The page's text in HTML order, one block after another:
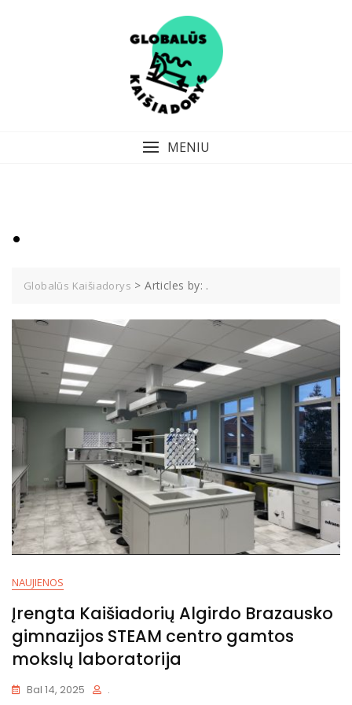
MENIU
.
Globalūs Kaišiadorys >Articles by: .
NAUJIENOS
Įrengta Kaišiadorių Algirdo Brazausko
gimnazijos STEAM centro gamtos
mokslų laboratorija
Bal 14, 2025 .